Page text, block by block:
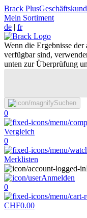
Brack Plus
Mein Sortiment
de | fr
Wenn die Ergebnisse
verfügbar sind,
unten zur Überprüfung
Suchen
0
Vergleich
0
Merklisten
Anmelden
0
CHF0.00